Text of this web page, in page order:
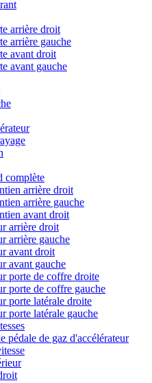
arrière droit
arrière gauche
avant droit
avant gauche
complète
arrière droit
arrière gauche
avant droit
arrière droit
arrière gauche
avant droit
avant gauche
porte de coffre droite
porte de coffre gauche
porte latérale droite
porte latérale gauche
pédale de gaz d'accélérateur